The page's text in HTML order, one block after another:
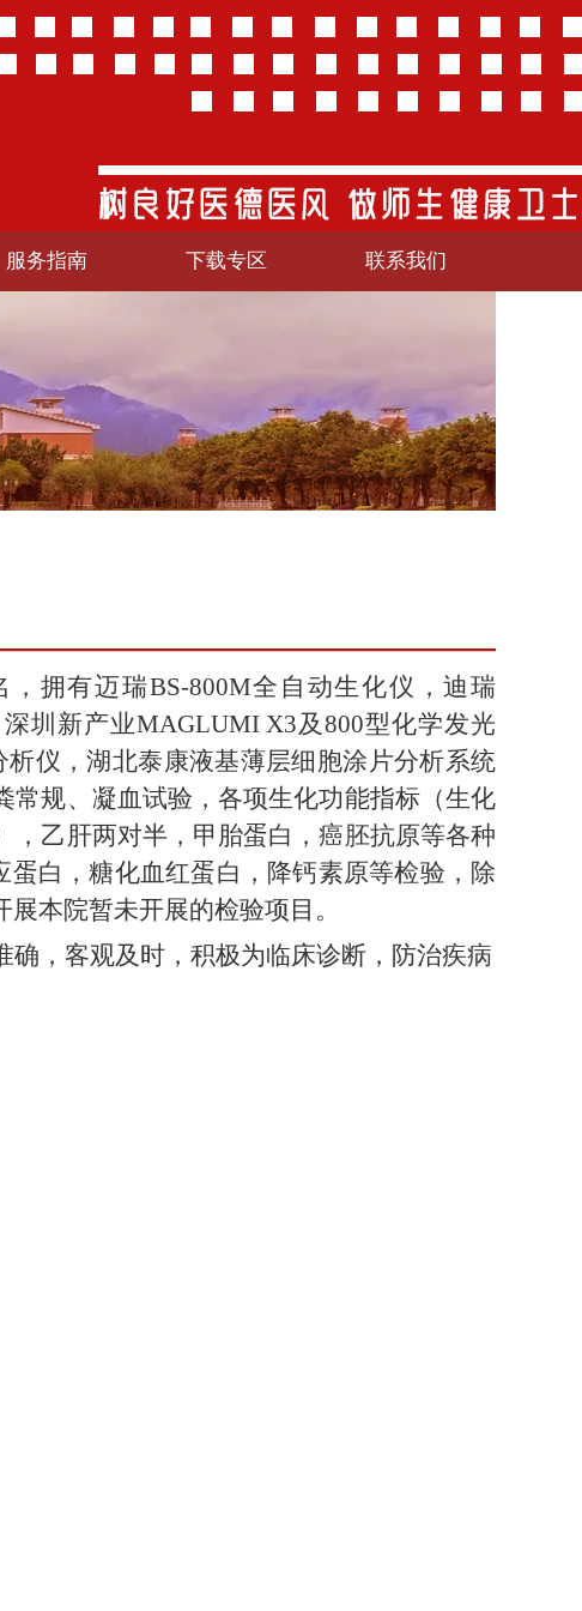
服务指南 下载专区 联系我们
，拥有迈瑞BS-800M全自动生化仪，迪瑞
圳新产业MAGLUMI X3及800型化学发光
仪，湖北泰康液基薄层细胞涂片分析系统
规、凝血试验，各项生化功能指标（生化
乙肝两对半，甲胎蛋白，癌胚抗原等各种
蛋白，糖化血红蛋白，降钙素原等检验，除
本院暂未开展的检验项目。
，客观及时，积极为临床诊断，防治疾病